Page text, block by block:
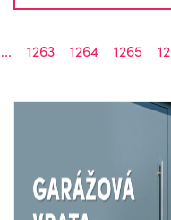
... 1263 1264 1265